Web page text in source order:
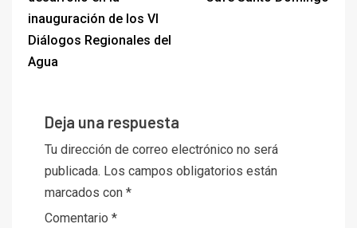
inauguración de los VI
Diálogos Regionales del
Agua
Deja una respuesta
Tu dirección de correo electrónico no será
publicada. Los campos obligatorios están
marcados con *
Comentario *